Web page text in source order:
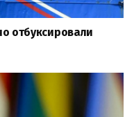
отбуксировали